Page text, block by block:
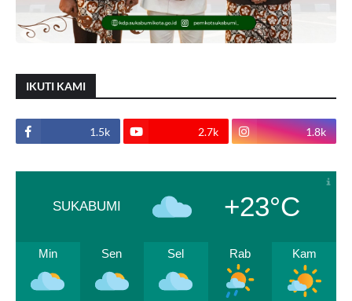
IKUTI KAMI
1.5k 2.7k 1.8k
SUKABUMI +23°C
Min Sen Sel Rab Kam